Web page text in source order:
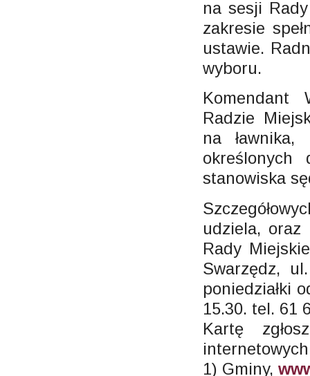
na sesji
zakresie
ustawie.
wyboru.
Komendant
Radzie
na
stanowiska
udziela, oraz
Rady
Swarzędz,
poniedziałki
15.30. tel. 61
Kartę
1) Gminy,